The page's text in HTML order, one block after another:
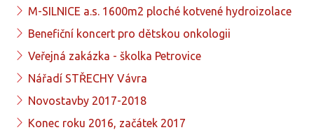
M-SILNICE a.s. 1600m2 ploché kotvené hydroizolace
Benefiční koncert pro dětskou onkologii
Veřejná zakázka - školka Petrovice
Nářadí STŘECHY Vávra
Novostavby 2017-2018
Konec roku 2016, začátek 2017